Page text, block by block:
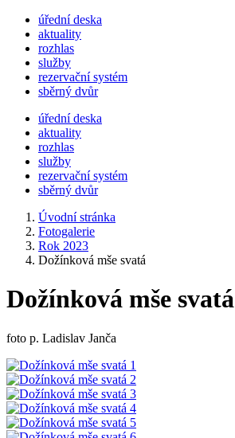
úřední deska
aktuality
rozhlas
služby
rezervační systém
sběrný dvůr
úřední deska
aktuality
rozhlas
služby
rezervační systém
sběrný dvůr
Úvodní stránka
Fotogalerie
Rok 2023
Dožínková mše svatá
Dožínková mše svatá
foto p. Ladislav Janča